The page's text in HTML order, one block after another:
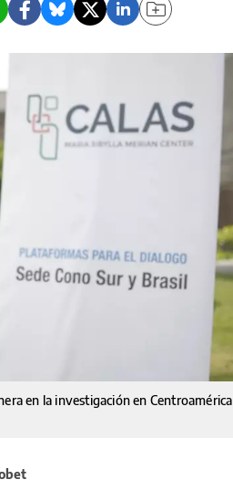
en la investigación en Centroamérica